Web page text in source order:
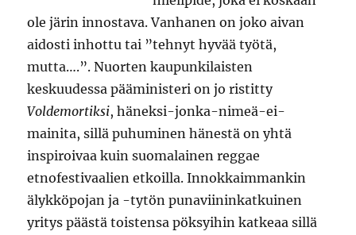
ole järin innostava. Vanhanen on joko aivan
aidosti inhottu tai ”tehnyt hyvää työtä,
mutta….”. Nuorten kaupunkilaisten
keskuudessa pääministeri on jo ristitty
Voldemortiksi, häneksi-jonka-nimeä-ei-
mainita, sillä puhuminen hänestä on yhtä
inspiroivaa kuin suomalainen reggae
etnofestivaalien etkoilla. Innokkaimmankin
älykköpojan ja -tytön punaviininkatkuinen
yritys päästä toistensa pöksyihin katkeaa sillä